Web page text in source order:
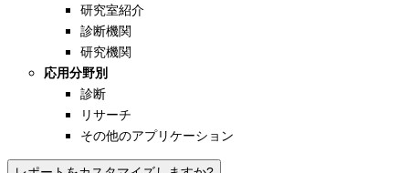
研究室紹介
診断機関
研究機関
応用分野別
診断
リサーチ
その他のアプリケーション